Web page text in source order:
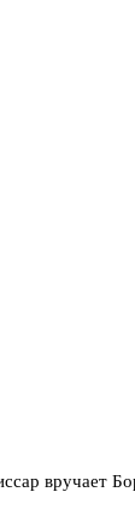
вручает